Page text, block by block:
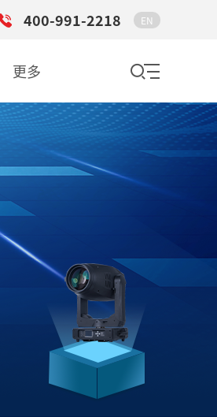
400-991-2218 EN
更多